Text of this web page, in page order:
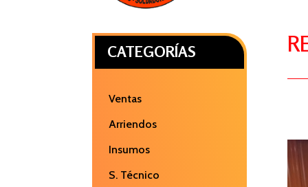
CATEGORÍAS
Ventas
Arriendos
Insumos
S. Técnico